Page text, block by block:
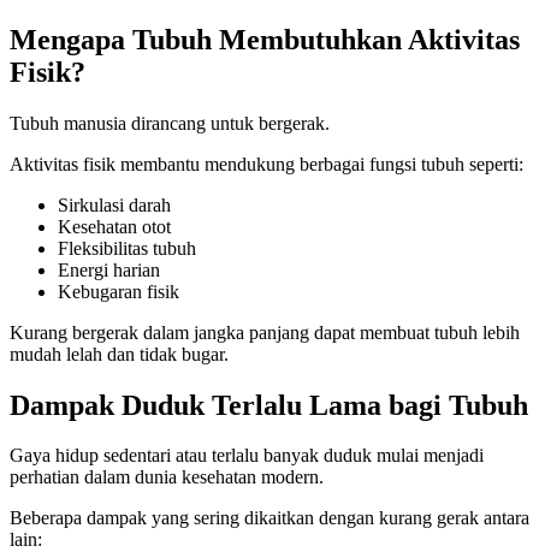
Mengapa Tubuh Membutuhkan Aktivitas
Fisik?
Tubuh manusia dirancang untuk bergerak.
Aktivitas fisik membantu mendukung berbagai fungsi tubuh seperti:
Sirkulasi darah
Kesehatan otot
Fleksibilitas tubuh
Energi harian
Kebugaran fisik
Kurang bergerak dalam jangka panjang dapat membuat tubuh lebih
mudah lelah dan tidak bugar.
Dampak Duduk Terlalu Lama bagi Tubuh
Gaya hidup sedentari atau terlalu banyak duduk mulai menjadi
perhatian dalam dunia kesehatan modern.
Beberapa dampak yang sering dikaitkan dengan kurang gerak antara
lain: